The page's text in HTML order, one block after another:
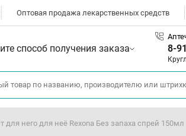
Оптовая продажа лекарственных средств
способ получения заказа 8-
для него для неё Rexona Без запаха спрей 150мл